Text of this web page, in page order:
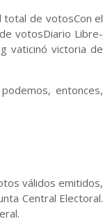
total de votosCon el
votosDiario Libre-
vaticinó victoria de
entonces,
válidos emitidos,
Central Electoral.